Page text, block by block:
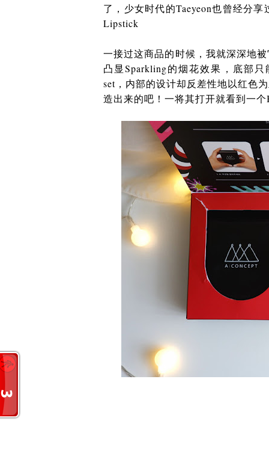
了，少女时代的Taeyeon也曾经分
Lipstick
一接过这商品的时候，我就深深地
凸显Sparkling的烟花效果，底部
set，内部的设计却反差性地以红色
造出来的吧！一将其打开就看到一